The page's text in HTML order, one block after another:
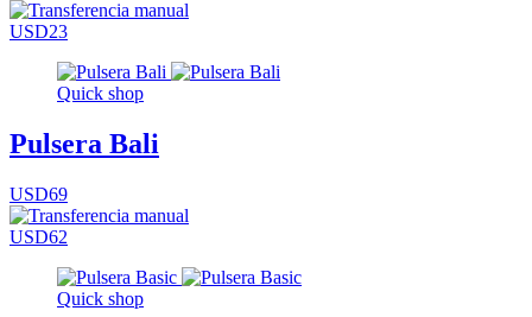
USD23
Quick shop
Pulsera Bali
USD69
USD62
Quick shop